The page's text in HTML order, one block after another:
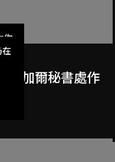
迪加爾秘書處作
你
在